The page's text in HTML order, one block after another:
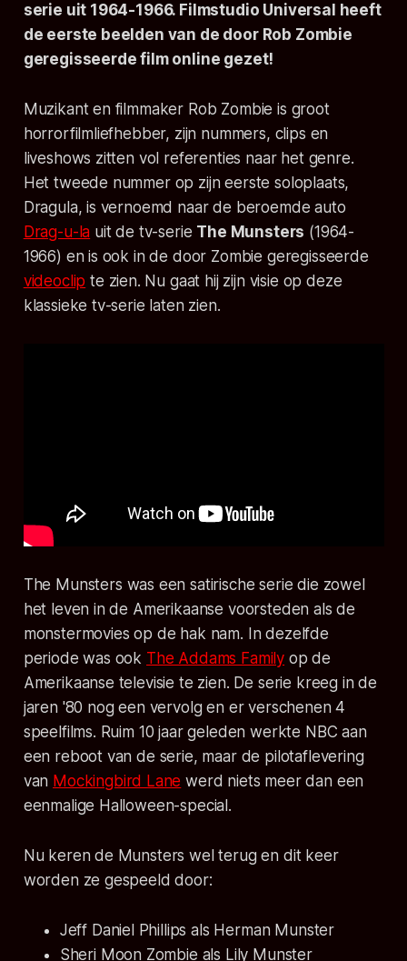
serie uit 1964-1966. Filmstudio Universal heeft
de eerste beelden van de door Rob Zombie
geregisseerde film online gezet!
Muzikant en filmmaker Rob Zombie is groot
horrorfilmliefhebber, zijn nummers, clips en
liveshows zitten vol referenties naar het genre.
Het tweede nummer op zijn eerste soloplaats,
Dragula, is vernoemd naar de beroemde auto
Drag-u-la uit de tv-serie The Munsters (1964-
1966) en is ook in de door Zombie geregisseerde
videoclip te zien. Nu gaat hij zijn visie op deze
klassieke tv-serie laten zien.
The Munsters was een satirische serie die zowel
het leven in de Amerikaanse voorsteden als de
monstermovies op de hak nam. In dezelfde
periode was ook The Addams Family op de
Amerikaanse televisie te zien. De serie kreeg in de
jaren '80 nog een vervolg en er verschenen 4
speelfilms. Ruim 10 jaar geleden werkte NBC aan
een reboot van de serie, maar de pilotaflevering
van Mockingbird Lane werd niets meer dan een
eenmalige Halloween-special.
Nu keren de Munsters wel terug en dit keer
worden ze gespeeld door:
Jeff Daniel Phillips als Herman Munster
Sheri Moon Zombie als Lily Munster